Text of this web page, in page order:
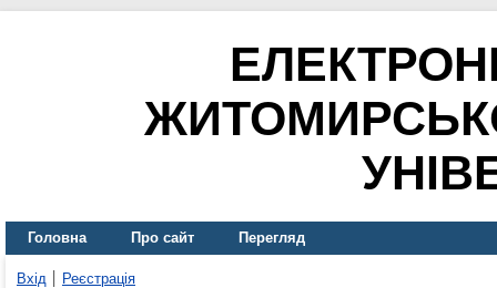
Головна Про сайт Перегляд
Вхід Реєстрація